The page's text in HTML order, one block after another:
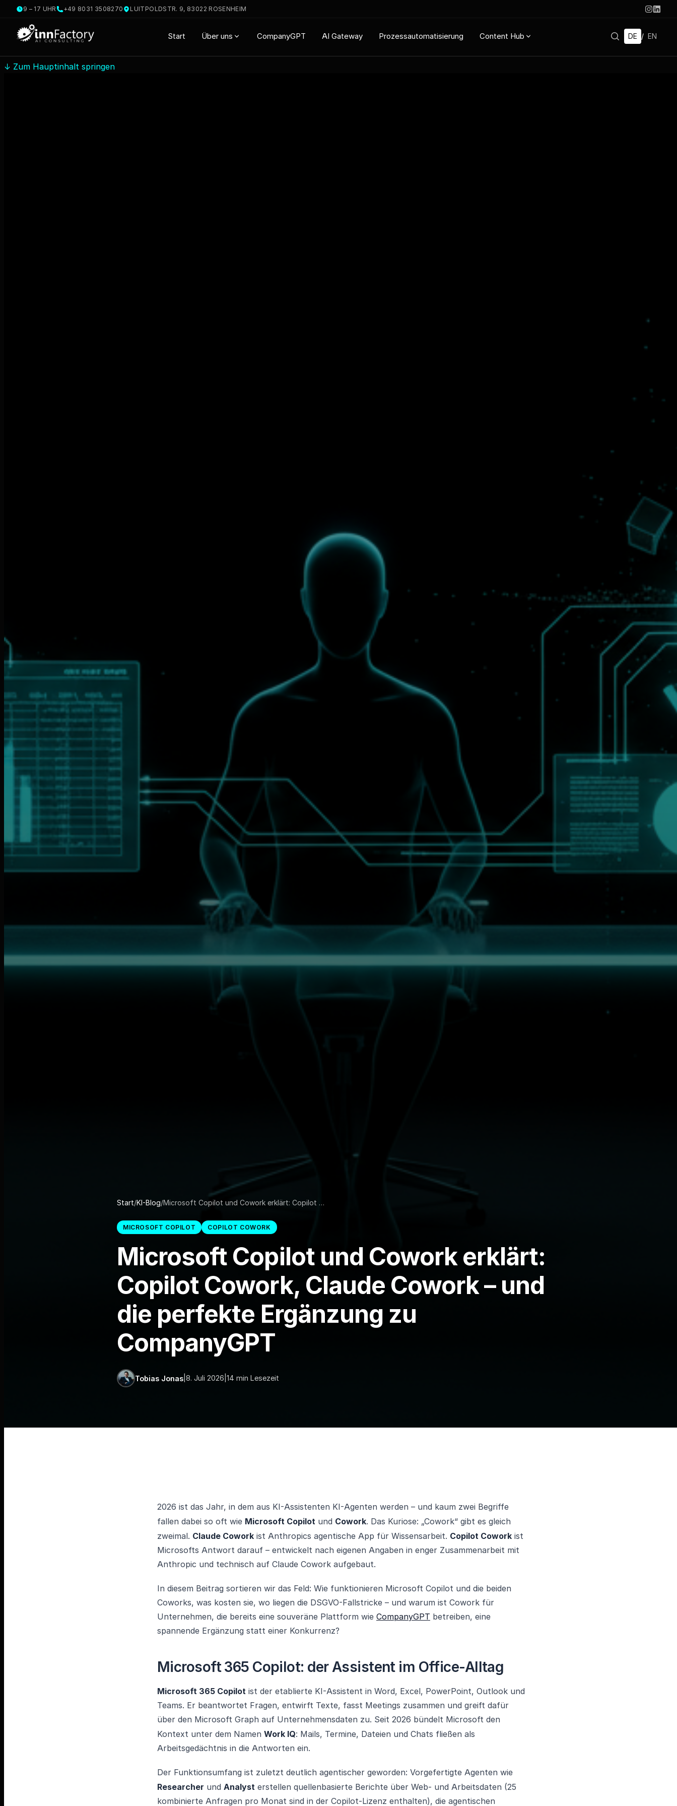
↓ Zum Hauptinhalt springen
9 – 17 UHR +49 8031 3508270 LUITPOLDSTR. 9, 83022 ROSENHEIM
Start Über uns CompanyGPT AI Gateway Prozessautomatisierung Content Hub DE / EN
Start/KI-Blog/Microsoft Copilot und Cowork erklärt: Copilot …
MICROSOFT COPILOT COPILOT COWORK
Microsoft Copilot und Cowork erklärt:
Copilot Cowork, Claude Cowork – und
die perfekte Ergänzung zu
CompanyGPT
Tobias Jonas 8. Juli 2026 14 min Lesezeit
2026 ist das Jahr, in dem aus KI-Assistenten KI-Agenten werden – und kaum zwei Begriffe
fallen dabei so oft wie Microsoft Copilot und Cowork. Das Kuriose: „Cowork“ gibt es gleich
zweimal. Claude Cowork ist Anthropics agentische App für Wissensarbeit. Copilot Cowork ist
Microsofts Antwort darauf – entwickelt nach eigenen Angaben in enger Zusammenarbeit mit
Anthropic und technisch auf Claude Cowork aufgebaut.
In diesem Beitrag sortieren wir das Feld: Wie funktionieren Microsoft Copilot und die beiden
Coworks, was kosten sie, wo liegen die DSGVO-Fallstricke – und warum ist Cowork für
Unternehmen, die bereits eine souveräne Plattform wie CompanyGPT betreiben, eine
spannende Ergänzung statt einer Konkurrenz?
Microsoft 365 Copilot: der Assistent im Office-Alltag
Microsoft 365 Copilot ist der etablierte KI-Assistent in Word, Excel, PowerPoint, Outlook und
Teams. Er beantwortet Fragen, entwirft Texte, fasst Meetings zusammen und greift dafür
über den Microsoft Graph auf Unternehmensdaten zu. Seit 2026 bündelt Microsoft den
Kontext unter dem Namen Work IQ: Mails, Termine, Dateien und Chats fließen als
Arbeitsgedächtnis in die Antworten ein.
Der Funktionsumfang ist zuletzt deutlich agentischer geworden: Vorgefertigte Agenten wie
Researcher und Analyst erstellen quellenbasierte Berichte über Web- und Arbeitsdaten (25
kombinierte Anfragen pro Monat sind in der Copilot-Lizenz enthalten), die agentischen